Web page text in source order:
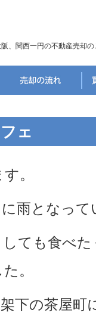
阪、関西一円の不動産売却
ェ
。
雨となっ
ても食べ
。
下の茶屋町